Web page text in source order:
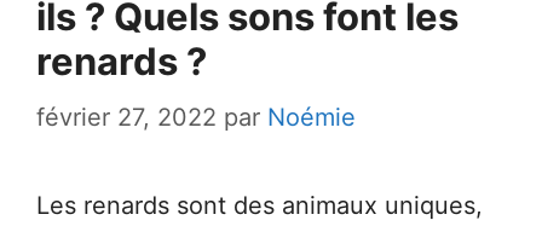
ils ? Quels sons font les
renards ?
février 27, 2022 par Noémie
Les renards sont des animaux uniques,